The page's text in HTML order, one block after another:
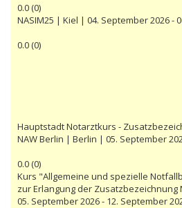
0.0(0)
NASIM25 | Kiel | 04. September 2026 -
0.0(0)
Hauptstadt Notarztkurs -
NAW Berlin | Berlin | 05. September
0.0(0)
Kurs "Allgemeine und spezielle
zur Erlangung der
05. September 2026 - 12. September